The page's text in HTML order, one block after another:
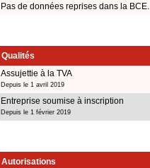
Pas de données reprises dans la BCE.
Qualités
Assujettie à la TVA
Depuis le 1 avril 2019
Entreprise soumise à inscription
Depuis le 1 février 2019
Autorisations